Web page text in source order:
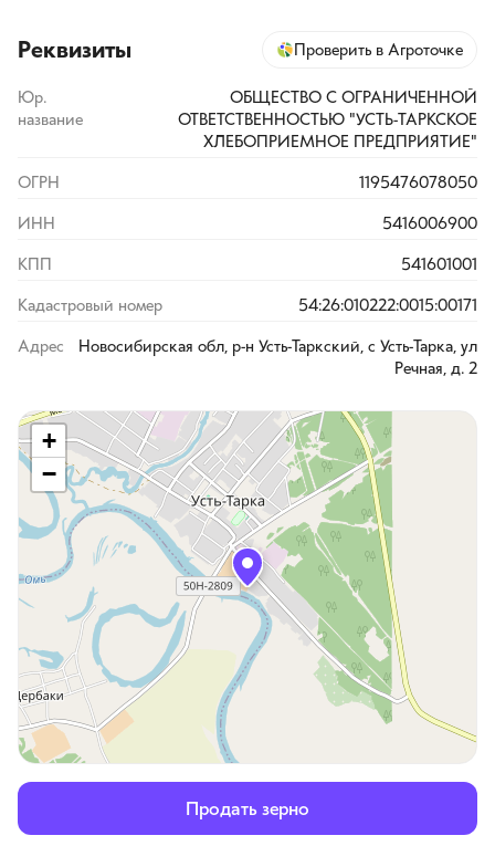
Реквизиты Проверить в Агроточке
Юр.
название
ОБЩЕСТВО С ОГРАНИЧЕННОЙ
ОТВЕТСТВЕННОСТЬЮ "УСТЬ-ТАРКСКОЕ
ХЛЕБОПРИЕМНОЕ ПРЕДПРИЯТИЕ"
ОГРН 1195476078050
ИНН 5416006900
КПП 541601001
Кадастровый номер 54:26:010222:0015:00171
Адрес
Новосибирская обл, р-н Усть-Таркский, с Усть-Тарка, ул
Речная, д. 2
+
−
Продать зерно